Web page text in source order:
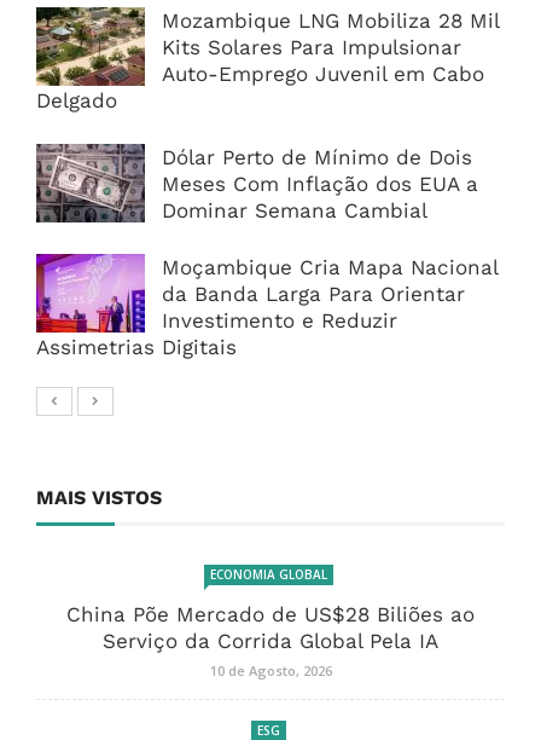
Mozambique LNG Mobiliza 28 Mil
Kits Solares Para Impulsionar
Auto-Emprego Juvenil em Cabo
Delgado
Dólar Perto de Mínimo de Dois
Meses Com Inflação dos EUA a
Dominar Semana Cambial
Moçambique Cria Mapa Nacional
da Banda Larga Para Orientar
Investimento e Reduzir
Assimetrias Digitais
MAIS VISTOS
ECONOMIA GLOBAL
China Põe Mercado de US$28 Biliões ao
Serviço da Corrida Global Pela IA
10 de Agosto, 2026
ESG